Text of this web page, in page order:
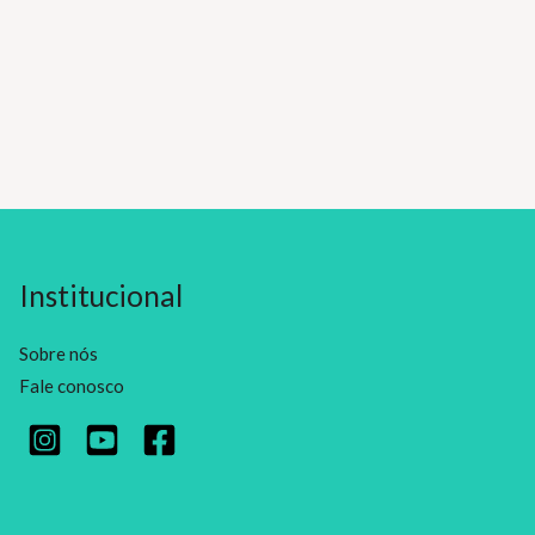
Institucional
Sobre nós
Fale conosco